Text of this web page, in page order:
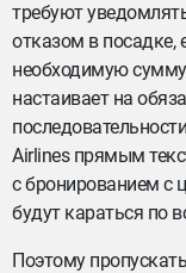
требуют
отказом в посадке,
необходимую
настаивает на
Airlines прямым
с бронированием с
будут караться по
Поэтому